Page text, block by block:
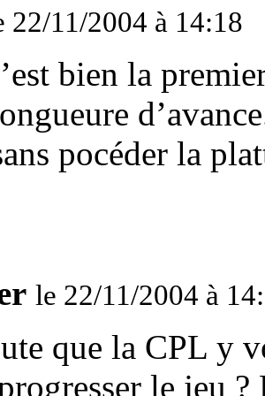
22/11/2004 à 14:18
bien la
pocéder la
le 22/11/2004 à
que la CPL y
le jeu ?